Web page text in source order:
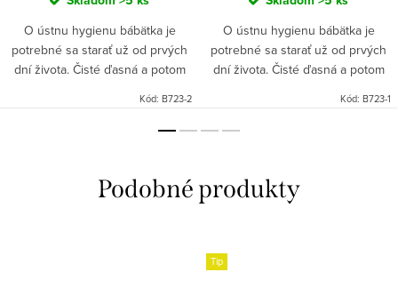
O ústnu hygienu bábätka je
potrebné sa starať už od prvých
dní života. Čisté ďasná a potom
Najlepším riešením a...
Kód: B723-2
O ústnu hygienu bábätka je
potrebné sa starať už od prvých
dní života. Čisté ďasná a potom
Najlepším riešením a...
Kód: B723-1
Tip